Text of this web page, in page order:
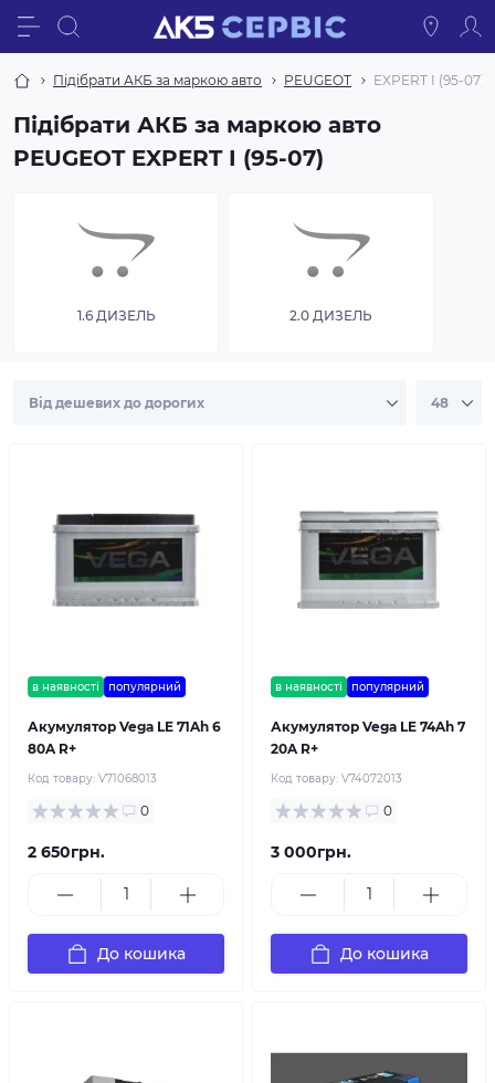
Підібрати АКБ за маркою авто PEUGEOT EXPERT I (95-07)
Підібрати АКБ за маркою авто
PEUGEOT EXPERT I (95-07)
1.6 ДИЗЕЛЬ 2.0 ДИЗЕЛЬ
в наявності популярний
Акумулятор Vega LE 71Ah 6
80A R+
Код товару: V71068013
0
2 650грн.
До кошика
в наявності популярний
Акумулятор Vega LE 74Ah 7
20A R+
Код товару: V74072013
0
3 000грн.
До кошика